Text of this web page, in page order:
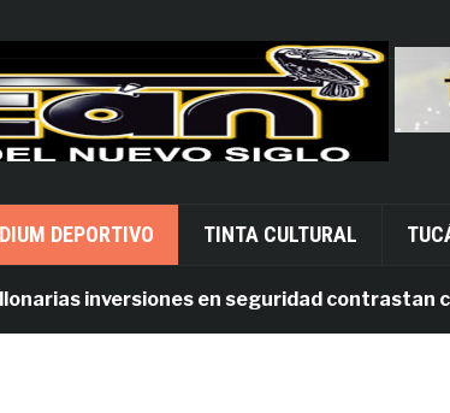
DEPORTIVO TINTA CULTURAL
inversiones en seguridad contrastan con la